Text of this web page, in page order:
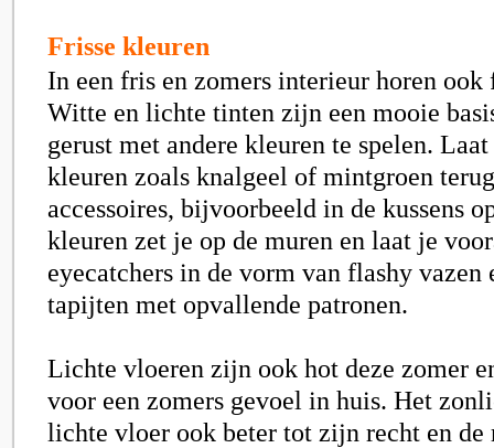
Frisse kleuren
In een fris en zomers interieur horen ook
Witte en lichte tinten zijn een mooie
gerust met andere kleuren te spelen.
kleuren zoals knalgeel of mintgroen
accessoires, bijvoorbeeld in de kussens
kleuren zet je op de muren en laat je
eyecatchers in de vorm van flashy vazen
tapijten met opvallende patronen.
Lichte vloeren zijn ook hot deze zomer
voor een zomers gevoel in huis. Het
lichte vloer ook beter tot zijn recht en de